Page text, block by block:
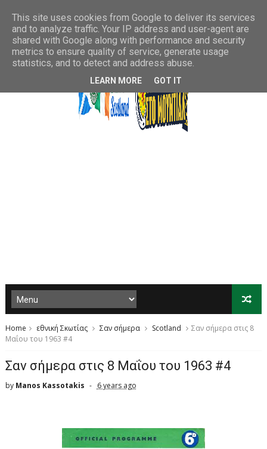
Home εθνική Σκωτίας Σαν σήμερα Scotland
Σαν σήμερα στις 8
Μαΐου του 1963 #4
Σαν σήμερα στις 8 Μαΐου του 1963 #4
by Manos Kassotakis 6 years ago
This site uses cookies from Google to deliver its services
and to analyze traffic. Your IP address and user-agent are
shared with Google along with performance and security
metrics to ensure quality of service, generate usage
statistics, and to detect and address abuse.
LEARN MORE GOT IT